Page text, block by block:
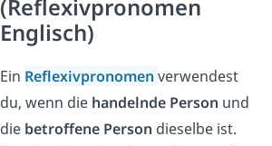
(Reflexivpronomen
Englisch)
Ein Reflexivpronomen verwendest
du, wenn die handelnde Person und
die betroffene Person dieselbe ist.